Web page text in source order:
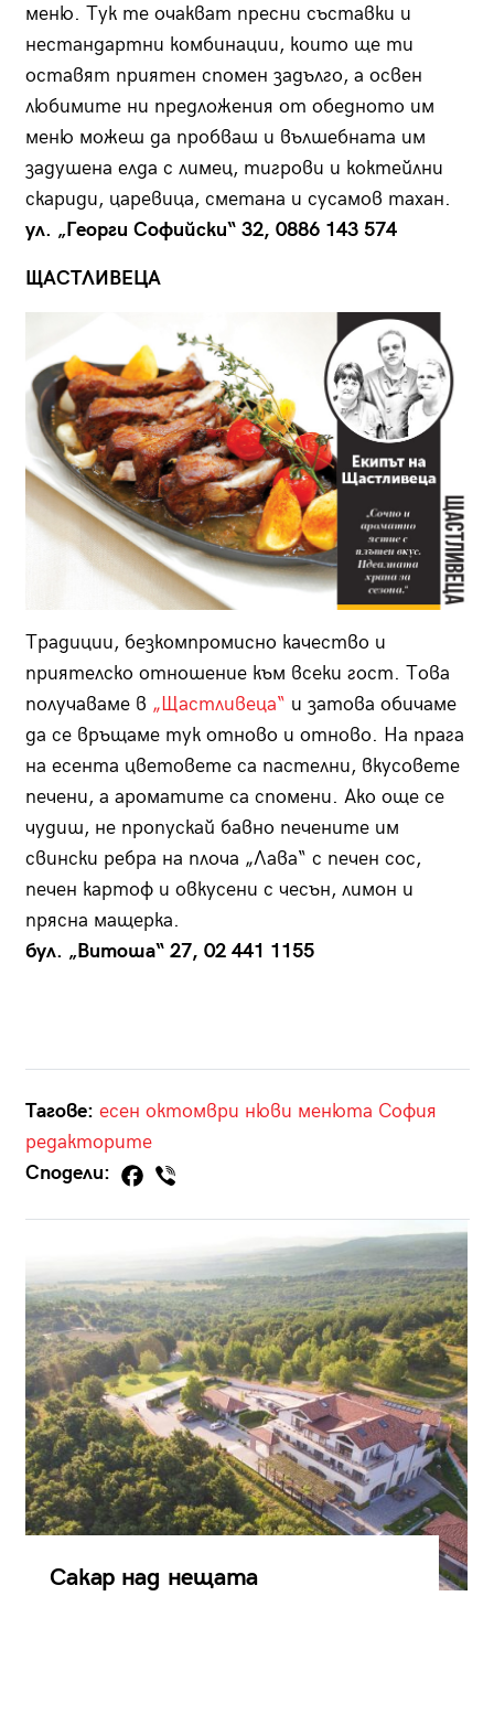
меню. Тук те очакват пресни съставки и
нестандартни комбинации, които ще ти
оставят приятен спомен задълго, а освен
любимите ни предложения от обедното им
меню можеш да пробваш и вълшебната им
задушена елда с лимец, тигрови и коктейлни
скариди, царевица, сметана и сусамов тахан.
ул. „Георги Софийски“ 32, 0886 143 574
ЩАСТЛИВЕЦА
Традиции, безкомпромисно качество и
приятелско отношение към всеки гост. Това
получаваме в „Щастливеца“ и затова обичаме
да се връщаме тук отново и отново. На прага
на есента цветовете са пастелни, вкусовете
печени, а ароматите са спомени. Ако още се
чудиш, не пропускай бавно печените им
свински ребра на плоча „Лава“ с печен сос,
печен картоф и овкусени с чесън, лимон и
прясна мащерка.
бул. „Витоша“ 27, 02 441 1155
Тагове: есен октомври нюви менюта София
редакторите
Сподели:
Сакар над нещата